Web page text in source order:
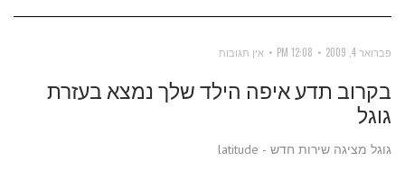
פברואר 4, 2009 12:08 PM אין תגובות
בקרוב תדע איפה הילד שלך נמצא בעזרת
גוגל
גוגל מציגה שירות חדש - latitude